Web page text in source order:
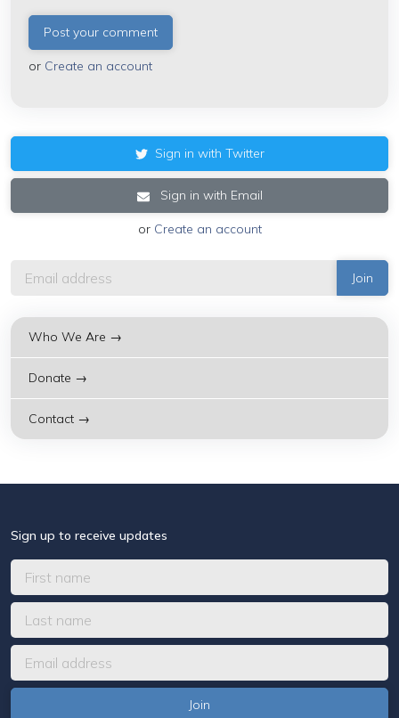
or Create an account
Sign in with Twitter
Sign in with Email
or Create an account
Who We Are →
Donate →
Contact →
Sign up to receive updates